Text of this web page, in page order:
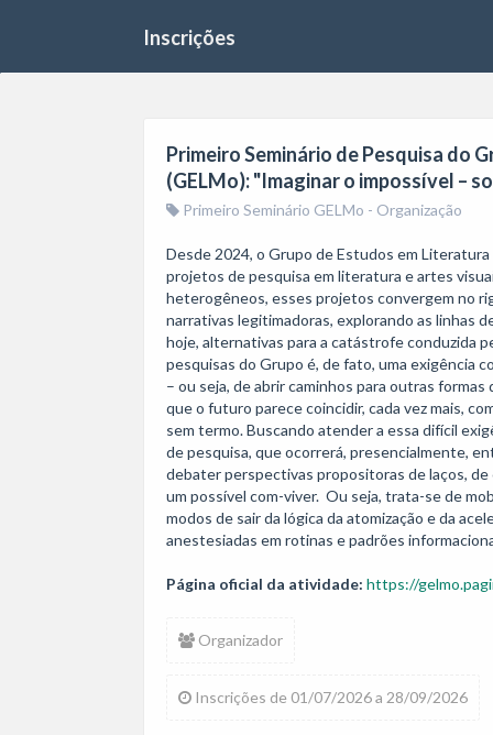
Inscrições
Primeiro Seminário de Pesquisa do
(GELMo): "Imaginar o impossível –
Primeiro Seminário GELMo - Organização
Desde 2024, o Grupo de Estudos em
projetos de pesquisa em literatura e artes
heterogêneos, esses projetos convergem no
narrativas legitimadoras, explorando as linhas
hoje, alternativas para a catástrofe conduzida
pesquisas do Grupo é, de fato, uma exigência
– ou seja, de abrir caminhos para outras
que o futuro parece coincidir, cada vez mais,
sem termo. Buscando atender a essa difícil
de pesquisa, que ocorrerá, presencialmente,
debater perspectivas propositoras de laços,
um possível com-viver.  Ou seja, trata-se de
modos de sair da lógica da atomização e da
anestesiadas em rotinas e padrões
Página oficial da atividade: https://
Organizador
Inscrições de 01/07/2026 a 28/09/2026